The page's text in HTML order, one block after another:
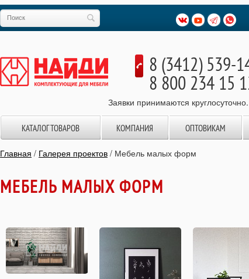
8 (3412) 539-
8 800 234 15
Заявки принимаются
КАТАЛОГ ТОВАРОВ КОМПАНИЯ ОПТОВИКАМ
Главная / Галерея проектов / Мебель малых форм
МЕБЕЛЬ МАЛЫХ ФОРМ